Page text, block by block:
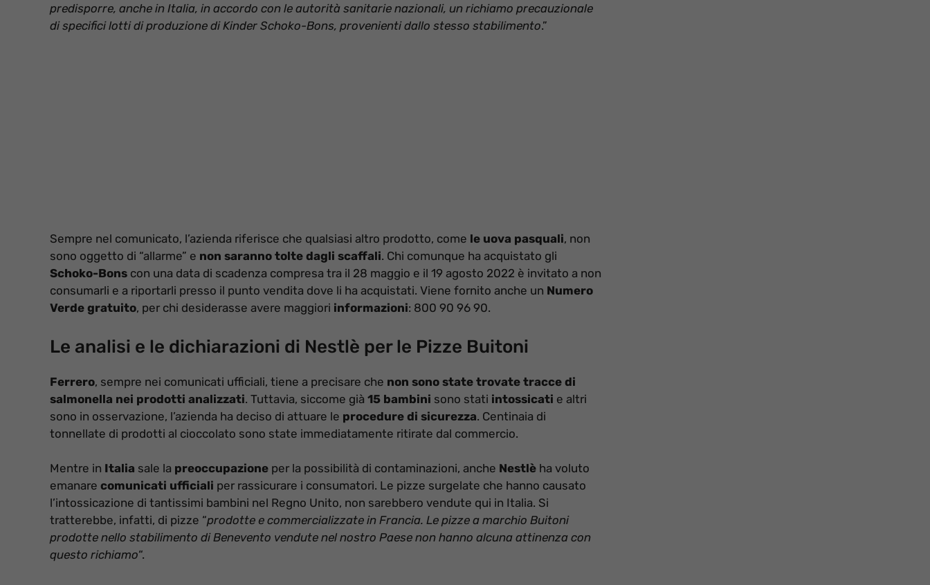
predisporre, anche in Italia, in accordo con le autorità sanitarie nazionali, un richiamo precauzionale
di specifici lotti di produzione di Kinder Schoko-Bons, provenienti dallo stesso stabilimento.”
Sempre nel comunicato, l’azienda riferisce che qualsiasi altro prodotto, come le uova pasquali, non
sono oggetto di “allarme” e non saranno tolte dagli scaffali. Chi comunque ha acquistato gli
Schoko-Bons con una data di scadenza compresa tra il 28 maggio e il 19 agosto 2022 è invitato a non
consumarli e a riportarli presso il punto vendita dove li ha acquistati. Viene fornito anche un Numero
Verde gratuito, per chi desiderasse avere maggiori informazioni: 800 90 96 90.
Le analisi e le dichiarazioni di Nestlè per le Pizze Buitoni
Ferrero, sempre nei comunicati ufficiali, tiene a precisare che non sono state trovate tracce di
salmonella nei prodotti analizzati. Tuttavia, siccome già 15 bambini sono stati intossicati e altri
sono in osservazione, l’azienda ha deciso di attuare le procedure di sicurezza. Centinaia di
tonnellate di prodotti al cioccolato sono state immediatamente ritirate dal commercio.
Mentre in Italia sale la preoccupazione per la possibilità di contaminazioni, anche Nestlè ha voluto
emanare comunicati ufficiali per rassicurare i consumatori. Le pizze surgelate che hanno causato
l’intossicazione di tantissimi bambini nel Regno Unito, non sarebbero vendute qui in Italia. Si
tratterebbe, infatti, di pizze “prodotte e commercializzate in Francia. Le pizze a marchio Buitoni
prodotte nello stabilimento di Benevento vendute nel nostro Paese non hanno alcuna attinenza con
questo richiamo“.